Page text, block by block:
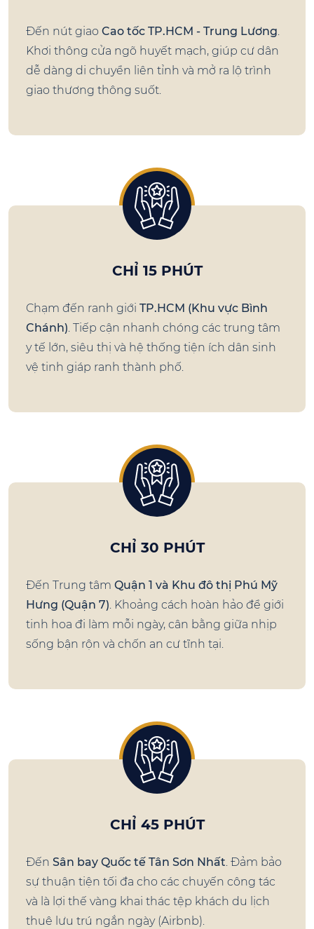
Đến nút giao Cao tốc TP.HCM - Trung Lương.
Khơi thông cửa ngõ huyết mạch, giúp cư dân
dễ dàng di chuyển liên tỉnh và mở ra lộ trình
giao thương thông suốt.
CHỈ 15 PHÚT
Chạm đến ranh giới TP.HCM (Khu vực Bình
Chánh). Tiếp cận nhanh chóng các trung tâm
y tế lớn, siêu thị và hệ thống tiện ích dân sinh
vệ tinh giáp ranh thành phố.
CHỈ 30 PHÚT
Đến Trung tâm Quận 1 và Khu đô thị Phú Mỹ
Hưng (Quận 7). Khoảng cách hoàn hảo để giới
tinh hoa đi làm mỗi ngày, cân bằng giữa nhịp
sống bận rộn và chốn an cư tĩnh tại.
CHỈ 45 PHÚT
Đến Sân bay Quốc tế Tân Sơn Nhất. Đảm bảo
sự thuận tiện tối đa cho các chuyến công tác
và là lợi thế vàng khai thác tệp khách du lịch
thuê lưu trú ngắn ngày (Airbnb).